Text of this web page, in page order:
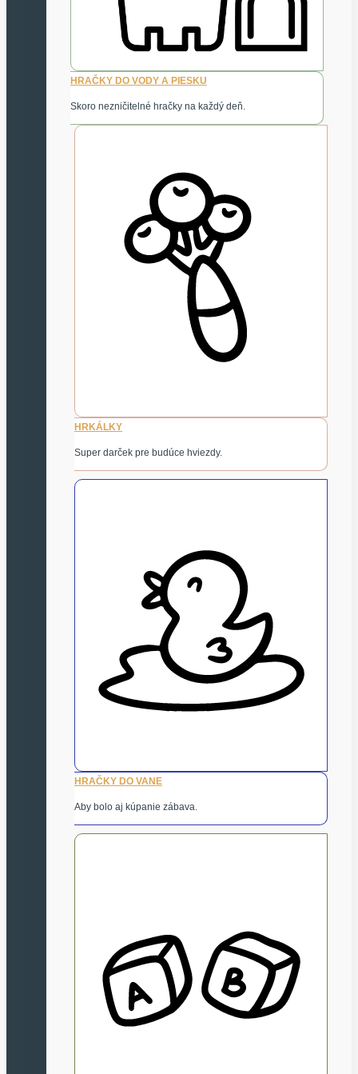
HRAČKY DO VODY A PIESKU
Skoro nezničitelné hračky na každý deň.
HRKÁLKY
Super darček pre budúce hviezdy.
HRAČKY DO VANE
Aby bolo aj kúpanie zábava.